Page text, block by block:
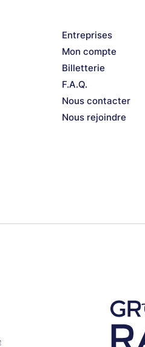
Entreprises
Mon compte
Billetterie
F.A.Q.
Nous contacter
Nous rejoindre